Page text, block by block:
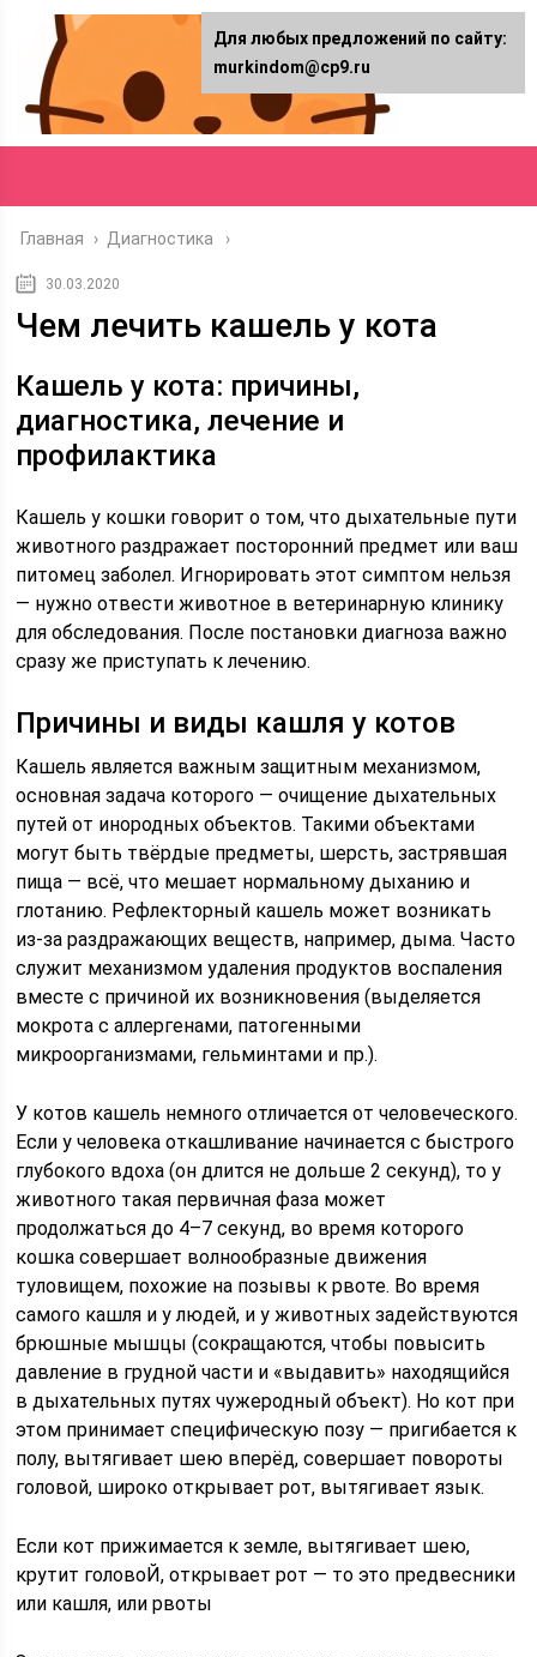
Главная › Диагностика
30.03.2020
Чем лечить кашель у кота
Кашель у кота: причины,
диагностика, лечение и
профилактика
Кашель у кошки говорит о том, что дыхательные пути
животного раздражает посторонний предмет или ваш
питомец заболел. Игнорировать этот симптом нельзя
— нужно отвести животное в ветеринарную клинику
для обследования. После постановки диагноза важно
сразу же приступать к лечению.
Причины и виды кашля у котов
Кашель является важным защитным механизмом,
основная задача которого — очищение дыхательных
путей от инородных объектов. Такими объектами
могут быть твёрдые предметы, шерсть, застрявшая
пища — всё, что мешает нормальному дыханию и
глотанию. Рефлекторный кашель может возникать
из-за раздражающих веществ, например, дыма. Часто
служит механизмом удаления продуктов воспаления
вместе с причиной их возникновения (выделяется
мокрота с аллергенами, патогенными
микроорганизмами, гельминтами и пр.).
У котов кашель немного отличается от человеческого.
Если у человека откашливание начинается с быстрого
глубокого вдоха (он длится не дольше 2 секунд), то у
животного такая первичная фаза может
продолжаться до 4–7 секунд, во время которого
кошка совершает волнообразные движения
туловищем, похожие на позывы к рвоте. Во время
самого кашля и у людей, и у животных задействуются
брюшные мышцы (сокращаются, чтобы повысить
давление в грудной части и «выдавить» находящийся
в дыхательных путях чужеродный объект). Но кот при
этом принимает специфическую позу — пригибается к
полу, вытягивает шею вперёд, совершает повороты
головой, широко открывает рот, вытягивает язык.
Если кот прижимается к земле, вытягивает шею,
крутит головоЙ, открывает рот — то это предвесники
или кашля, или рвоты
Для любых предложений по сайту:
murkindom@cp9.ru